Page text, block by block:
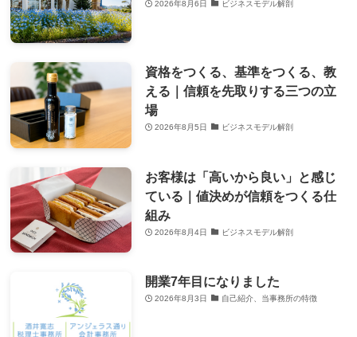
2026年8月6日 ビジネスモデル解剖
資格をつくる、基準をつくる、教
える｜信頼を先取りする三つの立
場
2026年8月5日 ビジネスモデル解剖
お客様は「高いから良い」と感じ
ている｜値決めが信頼をつくる仕
組み
2026年8月4日 ビジネスモデル解剖
開業7年目になりました
2026年8月3日 自己紹介、当事務所の特徴